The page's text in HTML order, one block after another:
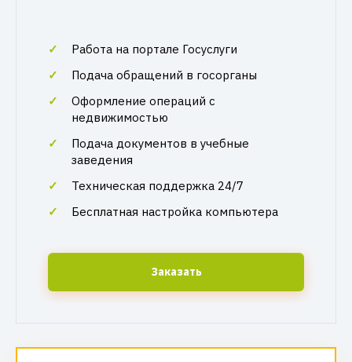
Работа на портале Госуслуги
Подача обращений в госорганы
Оформление операций с
недвижимостью
Подача документов в учебные
заведения
Техническая поддержка 24/7
Бесплатная настройка компьютера
Заказать